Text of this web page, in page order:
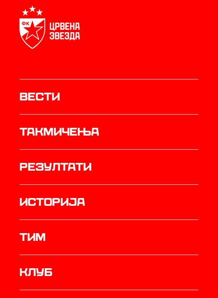
Вести
Такмичења
резултати
историја
ТИМ
Клуб